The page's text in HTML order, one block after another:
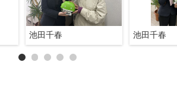
池田千春 池田千春